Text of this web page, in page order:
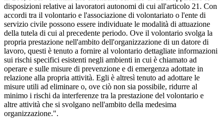
disposizioni relative ai lavoratori autonomi di cui all'articolo 21. Con
accordi tra il volontario e l'associazione di volontariato o l'ente di
servizio civile possono essere individuate le modalità di attuazione
della tutela di cui al precedente periodo. Ove il volontario svolga la
propria prestazione nell'ambito dell'organizzazione di un datore di
lavoro, questi è tenuto a fornire al volontario dettagliate informazioni
sui rischi specifici esistenti negli ambienti in cui è chiamato ad
operare e sulle misure di prevenzione e di emergenza adottate in
relazione alla propria attività. Egli è altresì tenuto ad adottare le
misure utili ad eliminare o, ove ciò non sia possibile, ridurre al
minimo i rischi da interferenze tra la prestazione del volontario e
altre attività che si svolgano nell'ambito della medesima
organizzazione.".